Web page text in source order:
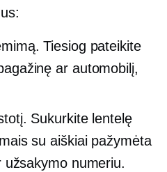
Tiesiog pateikite
ar automobilį,
Sukurkite lentelę
su aiškiai pažymėta
užsakymo numeriu.